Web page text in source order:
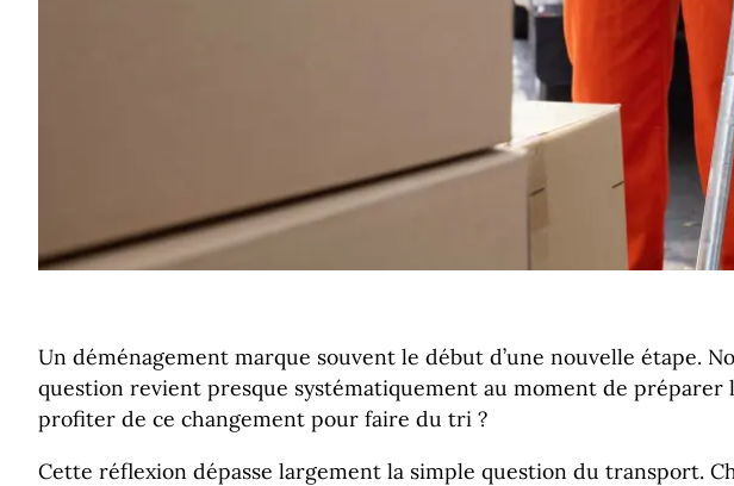
Un déménagement marque souvent le début d’une nouvelle étape.
question revient presque systématiquement au moment de
profiter de ce changement pour faire du tri ?
Cette réflexion dépasse largement la simple question du transport.